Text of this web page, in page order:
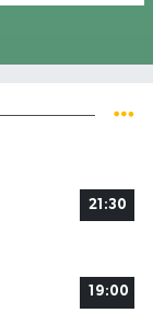
21:30
19:00